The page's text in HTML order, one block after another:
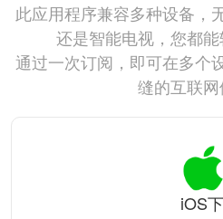
此应用程序兼容多种设备，
还是智能电视，您都能
通过一次订阅，即可在多个
缝的互联网
iOS